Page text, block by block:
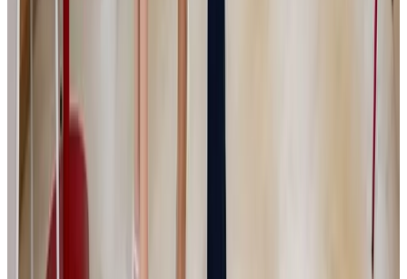
Private equity není jen o penězích. „Člověk si
musí obrazně řečeno vyhrnout rukávy a
skutečně pracovat uvnitř firmy,“ říká Jakub
Čížek, Senior Investment Director JSK
Investments